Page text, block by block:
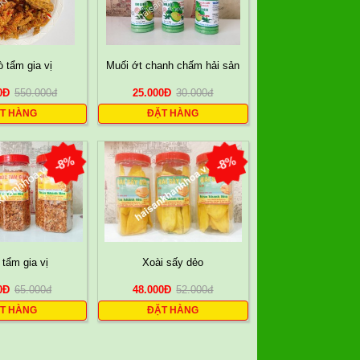
tẩm gia vị
Đ 550.000đ
HÀNG
Muối ớt chanh chấm hải sản
25.000Đ 30.000đ
ĐẶT HÀNG
-8%
tẩm gia vị
Đ 65.000đ
HÀNG
-8%
Xoài sấy dẻo
48.000Đ 52.000đ
ĐẶT HÀNG